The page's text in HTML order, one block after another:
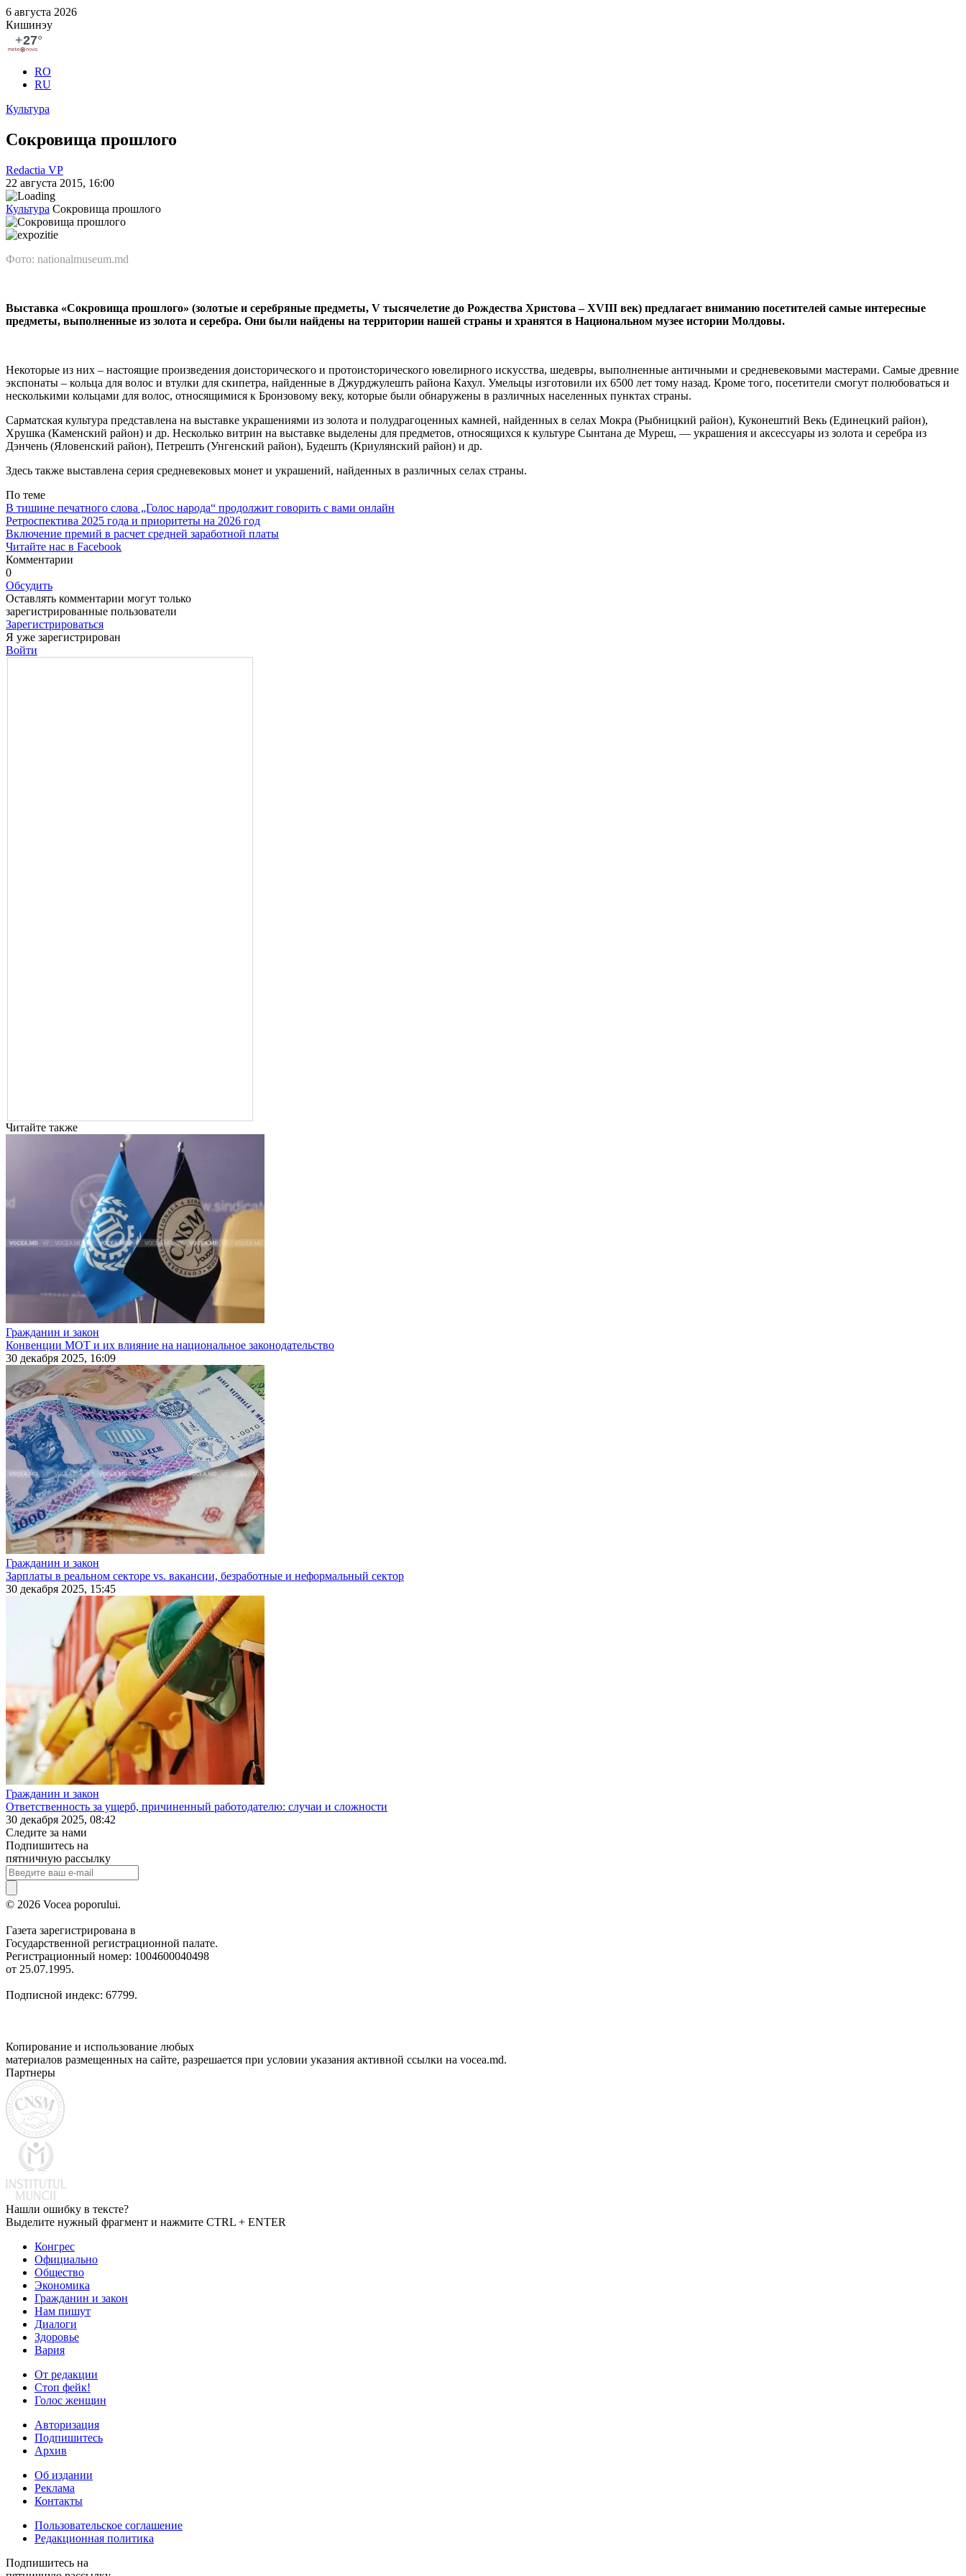
6 августа 2026
Кишинэу
RO
RU
Культура
Сокровища прошлого
Redactia VP
22 августа 2015, 16:00
Культура Сокровища прошлого
Фото: nationalmuseum.md
Выставка «Сокровища прошлого» (золотые и серебряные предметы, V тысячелетие до Рождества Христова – XVIII век) предлагает вниманию посетителей самые интересные
предметы, выполненные из золота и серебра. Они были най­дены на территории нашей страны и хранятся в Националь­ном музее истории Молдовы.
Некоторые из них – настоя­щие произведения доисторического и протоисторического ювелирного искусства, шедевры, выполненные античными и средневековыми мастерами. Самые древние
экспонаты – кольца для волос и втулки для скипетра, найденные в Джур­джулешть района Кахул. Умельцы изготовили их 6500 лет тому назад. Кроме того, посетители смогут полюбоваться и
несколькими кольцами для волос, относящимися к Бронзо­вому веку, которые были обнаружены в различных населен­ных пунктах страны.
Сарматская культура представлена на выставке украше­ниями из золота и полудрагоценных камней, найденных в селах Мокра (Рыбницкий район), Куконештий Векь (Еди­нецкий район),
Хрушка (Каменский район) и др. Несколько витрин на выставке выделены для предметов, относящихся к культуре Сынтана де Муреш, — украшения и аксессуары из золота и серебра из
Дэнчень (Яловенский район), Петрешть (Унгенский район), Будешть (Криулянский район) и др.
Здесь также выставлена серия средневековых монет и украшений, найденных в различных селах страны.
По теме
В тишине печатного слова „Голос народа“ продолжит говорить с вами онлайн
Ретроспектива 2025 года и приоритеты на 2026 год
Включение премий в расчет средней заработной платы
Читайте нас в Facebook
Комментарии
0
Обсудить
Оставлять комментарии могут только
зарегистрированные пользователи
Зарегистрироваться
Я уже зарегистрирован
Войти
Читайте также
Гражданин и закон
Конвенции МОТ и их влияние на национальное законодательство
30 декабря 2025, 16:09
Гражданин и закон
Зарплаты в реальном секторе vs. вакансии, безработные и неформальный сектор
30 декабря 2025, 15:45
Гражданин и закон
Ответственность за ущерб, причиненный работодателю: случаи и сложности
30 декабря 2025, 08:42
Следите за нами
Подпишитесь на
пятничную рассылку
© 2026 Vocea poporului.
Газета зарегистрирована в
Государственной регистрационной палате.
Регистрационный номер: 1004600040498
от 25.07.1995.
Подписной индекс: 67799.
Копирование и использование любых
материалов размещенных на сайте, разрешается при условии указания активной ссылки на vocea.md.
Партнеры
Нашли ошибку в тексте?
Выделите нужный фрагмент и нажмите CTRL + ENTER
Конгрес
Официально
Общество
Экономика
Гражданин и закон
Нам пишут
Диалоги
Здоровье
Вария
От редакции
Стоп фейк!
Голос женщин
Авторизация
Подпишитесь
Архив
Об издании
Реклама
Контакты
Пользовательское соглашение
Редакционная политика
Подпишитесь на